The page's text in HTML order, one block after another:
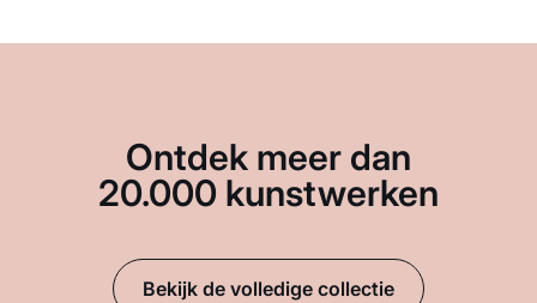
Ontdek meer dan
20.000 kunstwerken
Bekijk de volledige collectie